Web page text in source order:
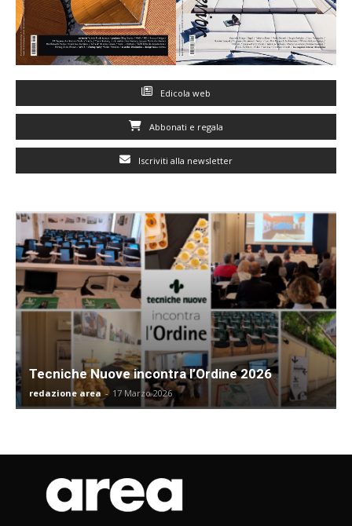
Edicola web
Abbonati e regala
Iscriviti alla newsletter
Tecniche Nuove incontra l’Ordine 2026
redazione area - 17 Marzo 2026